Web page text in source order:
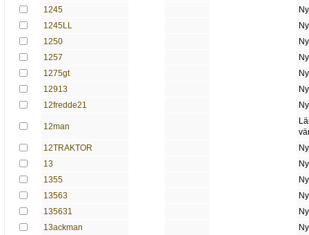
1245
1245LL
1250
1257
1275gt
12913
12fredde21
12man
12TRAKTOR
13
1355
13563
135631
13ackman